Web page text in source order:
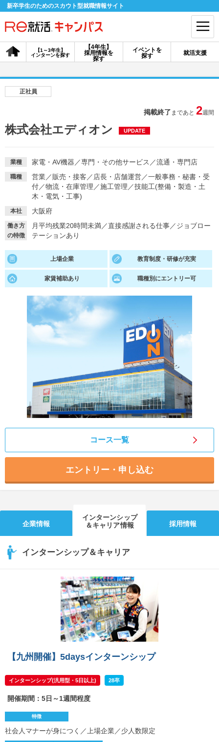
新卒学生のためのスカウト型就職情報サイト
【4年生】
採用情報を
探す
【1～3年生】
インターンを探す
イベントを
探す
就活支援
会員登録 ログイン
イベントを探す スカウト お知らせ
就活ノウハウ・サポート
就活支援
就活ノウハウが満載！ お役立ち記事・相談室など
あなたに合う仕事を診断！ 動画で対策講座をチェック
就活ニュースペーパー
就活時事ニュースを更新 不明点があればこちら
正社員
掲載終了 まであと 2週間
株式会社エディオン UPDATE
業種 家電・AV機器 ／専門・その他サービス ／流通・専門店
職種 営業／販売・接客 ／ 店長・店舗運営／一般事務・秘書・受
付／物流・在庫管理 ／施工管理 ／技能工(整備・製造・土
木・電気・工事)
本社 大阪府
働き方
の特徴
月平均残業20時間未満／直接感謝される仕事／ジョブロー
テーションあり
上場企業 教育制度・研修が充実
家賃補助あり 職種別にエントリー可
コース一覧
エントリー・申し込む
企業情報
インターンシップ
＆キャリア情報
採用情報
インターンシップ＆キャリア
【九州開催】5daysインターンシップ
インターンシップ(汎用型・5日以上) 28卒
開催期間：5日～1週間程度
特徴
社会人マナーが身につく／上場企業／少人数限定